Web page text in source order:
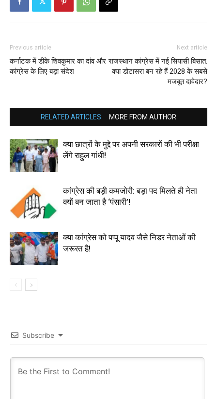
Previous article
कर्नाटक में डीके शिवकुमार का दांव और
कांग्रेस के लिए बड़ा संदेश
Next article
राजस्थान कांग्रेस में नई सियासी बिसात:
क्या डोटासरा बन रहे हैं 2028 के सबसे
मजबूत दावेदार?
RELATED ARTICLES MORE FROM AUTHOR
क्या छात्रों के मुद्दे पर अपनी सरकारों की भी परीक्षा
लेंगे राहुल गांधी!
कांग्रेस की बड़ी कमजोरी: बड़ा पद मिलते ही नेता
क्यों बन जाता है ‘पंसारी’!
क्या कांग्रेस को पप्पू यादव जैसे निडर नेताओं की
जरूरत है!
Subscribe